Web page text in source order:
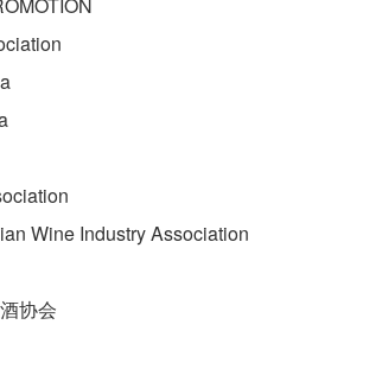
Wine Industry Association
协会